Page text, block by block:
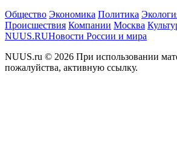
Общество Экономика Политика
Происшествия Компании Москва
NUUS.RUНовости России и мира
NUUS.ru © 2026 При использовании
пожалуйства, активную ссылку.